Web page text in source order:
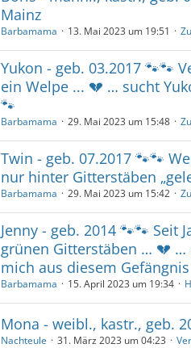
Mainz
Barbamama 13. Mai 2023 um 19:51
Yukon - geb. 03.2017 🐾🐾
ein Welpe ... 💔 … sucht
🐾
Barbamama 29. Mai 2023 um 15:48
Twin - geb. 07.2017 🐾🐾
nur hinter Gitterstäben
Barbamama 29. Mai 2023 um 15:42
Jenny - geb. 2014 🐾🐾 Seit
grünen Gitterstäben … 💔
mich aus diesem Gefängnis
Barbamama 15. April 2023 um 19:34
Mona - weibl., kastr., geb.
Nachteule 31. März 2023 um 04:23